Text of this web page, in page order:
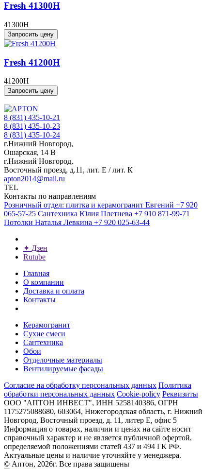
Fresh 41300H
41300H
Запросить цену
Fresh 41200H
41200H
Запросить цену
8 (831) 435-10-21
8 (831) 435-10-23
8 (831) 435-10-24
г.Нижний Новгород,
Ошарская, 14 В
г.Нижний Новгород,
Восточный проезд, д.11, лит. Е / лит. К
apton2014@mail.ru
TEL
Контакты по направлениям
Розничный отдел: плитка и керамогранит Евгений +7 920
065-57-25 Сантехника Юлия Плетнева +7 910 871-99-71
Потолки Наталья Левкина +7 920 025-63-44
✦ Дзен
Rutube
Главная
О компании
Доставка и оплата
Контакты
Керамогранит
Сухие смеси
Сантехника
Обои
Отделочные материалы
Вентилируемые фасады
Согласие на обработку персональных данных Политика
обработки персональных данных Cookie-policy Реквизиты
ООО "АПТОН ИНВЕСТ", ИНН 5258140386, ОГРН
1175275088680, 603064, Нижегородская область, г. Нижний
Новгород, Восточный проезд, д. 11, литер Е, офис 5
Информация о товарах, наличии и ценах на сайте носит
справочный характер и не является публичной офертой,
определяемой положениями статей 437 и 494 ГК РФ.
Актуальные цены и наличие уточняйте у менеджера.
© Аптон, 2026г. Все права защищены